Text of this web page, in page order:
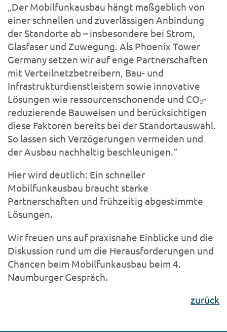
„Der Mobilfunkausbau hängt maßgeblich von
einer schnellen und zuverlässigen Anbindung
der Standorte ab – insbesondere bei Strom,
Glasfaser und Zuwegung. Als Phoenix Tower
Germany setzen wir auf enge Partnerschaften
mit Verteilnetzbetreibern, Bau- und
Infrastrukturdienstleistern sowie innovative
Lösungen wie ressourcenschonende und CO₂-
reduzierende Bauweisen und berücksichtigen
diese Faktoren bereits bei der Standortauswahl.
So lassen sich Verzögerungen vermeiden und
der Ausbau nachhaltig beschleunigen.“
Hier wird deutlich: Ein schneller
Mobilfunkausbau braucht starke
Partnerschaften und frühzeitig abgestimmte
Lösungen.
Wir freuen uns auf praxisnahe Einblicke und die
Diskussion rund um die Herausforderungen und
Chancen beim Mobilfunkausbau beim 4.
Naumburger Gespräch.
zurück